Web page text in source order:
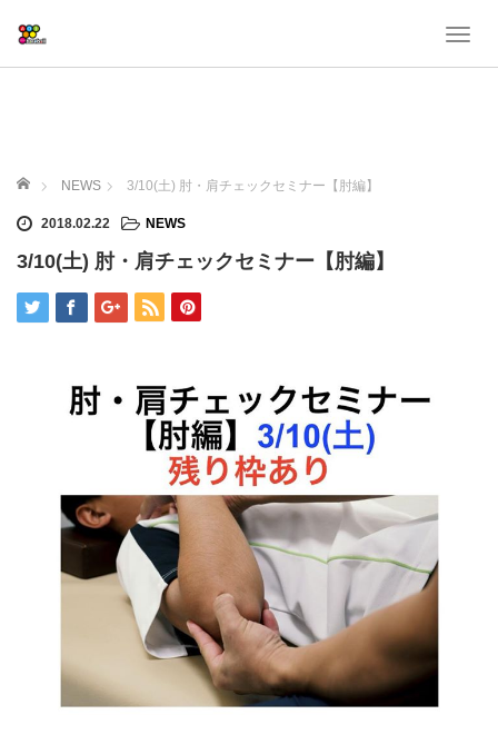
T
ホーム NEWS 3/10(土) 肘・肩チェックセミナー【肘編】
2018.02.22 NEWS
3/10(土) 肘・肩チェックセミナー【肘編】